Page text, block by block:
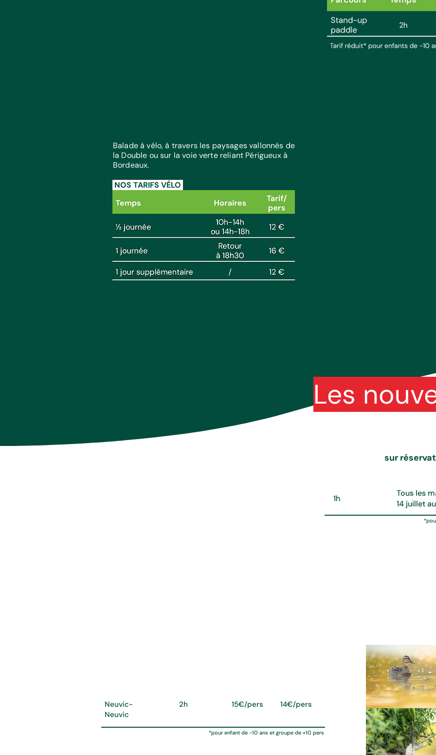
Balade à vélo, à travers les paysages vallonnés de
la Double ou sur la voie verte reliant Périgueux à
Bordeaux.
NOS TARIFS VÉLO
Les
1h
Tous les
14 juillet
sur
Neuvic-
Neuvic
2h 15€/pers 14€/pers
*pour enfant de -10 ans et groupe de +10 pers